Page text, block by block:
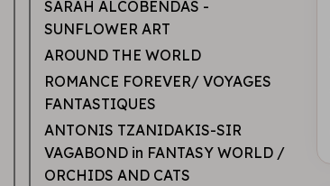
SARAH ALCOBENDAS -
SUNFLOWER ART
AROUND THE WORLD
ROMANCE FOREVER/ VOYAGES
FANTASTIQUES
ANTONIS TZANIDAKIS-SIR
VAGABOND in FANTASY WORLD /
ORCHIDS AND CATS